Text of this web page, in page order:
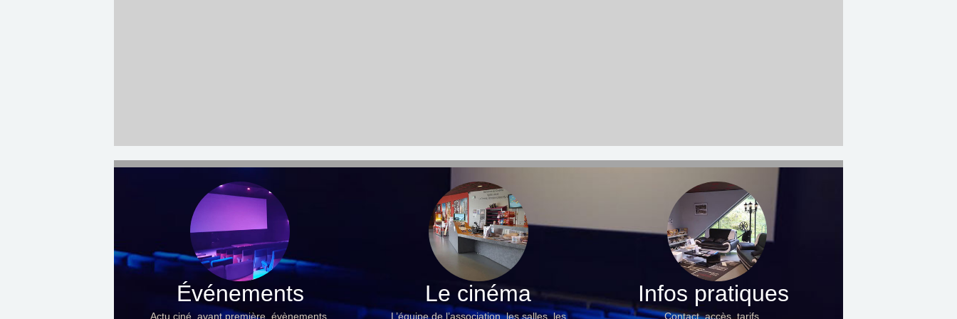
Événements
Actu ciné, avant première, évènements,
Le cinéma
L’équipe de l’association, les salles, les
Infos pratiques
Contact, accès, tarifs…